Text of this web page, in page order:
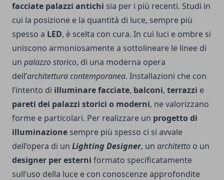
facciate palazzi antichi sia per i più recenti. Studi in
cui la posizione e la quantità di luce, sempre più
spesso a LED, è scelta con cura. In cui luci e ombre si
uniscono armoniosamente a sottolineare le linee di
un palazzo storico, di una moderna opera
dell’architettura contemporanea. Installazioni che con
l’intento di illuminare facciate, balconi, terrazzi e
pareti dei palazzi storici o moderni, ne valorizzano
forme e particolari. Per realizzare un progetto di
illuminazione sempre più spesso ci si avvale
dell’opera di un Lighting Designer, un architetto o un
designer per esterni formato specificatamente
sull’uso della luce e con conoscenze approfondite